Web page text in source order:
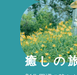
癒しの